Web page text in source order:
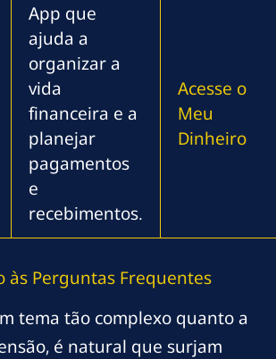
App que
ajuda a
organizar a
vida
financeira e a
planejar
pagamentos
e
recebimentos.
Acesse o
Meu
Dinheiro
às Perguntas Frequentes
tema tão complexo quanto a
é natural que surjam